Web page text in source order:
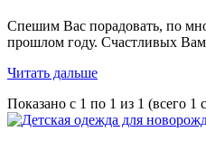
Спешим Вас порадовать, по
прошлом году. Счастливых
Читать дальше
Показано с 1 по 1 из 1 (всего 1